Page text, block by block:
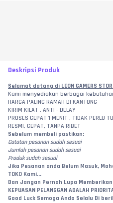
Deskripsi Produk
Selamat datang di LEON GAMERS
Kami menyediakan berbagai kebutuhan
HARGA PALING RAMAH DI KANTONG
KIRIM KILAT , ANTI - DELAY
PROSES CEPAT 1 MENIT , TIDAK PERLU
RESMI, CEPAT, TANPA RIBET
Sebelum membeli pastikan:
Catatan pesanan sudah sesuai
Jumlah pesanan sudah sesuai
Produk sudah sesuai
Jika Pesanan anda Belum Masuk,
TOKO Kami...
Dan Jangan Pernah Lupa
KEPUASAN PELANGGAN ADALAH
Good Luck Semoga Anda Selalu Di